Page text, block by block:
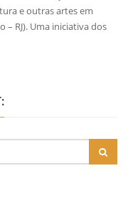
e outras artes em
– RJ). Uma iniciativa dos